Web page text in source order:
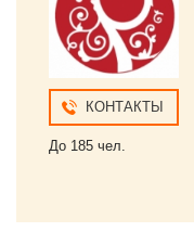
КОНТАКТЫ
До 185 чел.